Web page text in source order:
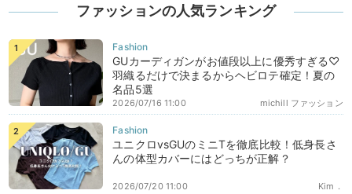
ファッションの人気ランキング
GUカーディガンがお値段以上に優秀すぎる♡
羽織るだけで決まるからヘビロテ確定！夏の
名品5選
michill ファッション
2026/07/16 11:00
ユニクロvsGUのミニTを徹底比較！低身長さ
んの体型カバーにはどっちが正解？
Kim．
2026/07/20 11:00